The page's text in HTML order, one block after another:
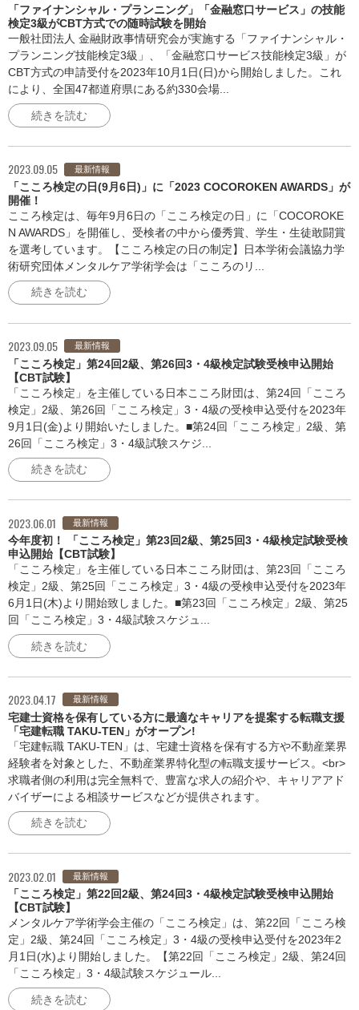
「ファイナンシャル・プランニング」「金融窓口サービス」の技能
検定3級がCBT方式での随時試験を開始
一般社団法人 金融財政事情研究会が実施する「ファイナンシャル・
プランニング技能検定3級」、「金融窓口サービス技能検定3級」が
CBT方式の申請受付を2023年10月1日(日)から開始しました。これ
により、全国47都道府県にある約330会場...
続きを読む
2023.09.05 最新情報
「こころ検定の日(9月6日)」に「2023 COCOROKEN AWARDS」が
開催！
こころ検定は、毎年9月6日の「こころ検定の日」に「COCOROKE
N AWARDS」を開催し、受検者の中から優秀賞、学生・生徒敢闘賞
を選考しています。【こころ検定の日の制定】日本学術会議協力学
術研究団体メンタルケア学術学会は「こころのリ...
続きを読む
2023.09.05 最新情報
「こころ検定」第24回2級、第26回3・4級検定試験受検申込開始
【CBT試験】
「こころ検定」を主催している日本こころ財団は、第24回「こころ
検定」2級、第26回「こころ検定」3・4級の受検申込受付を2023年
9月1日(金)より開始いたしました。■第24回「こころ検定」2級、第
26回「こころ検定」3・4級試験スケジ...
続きを読む
2023.06.01 最新情報
今年度初！ 「こころ検定」第23回2級、第25回3・4級検定試験受検
申込開始【CBT試験】
「こころ検定」を主催している日本こころ財団は、第23回「こころ
検定」2級、第25回「こころ検定」3・4級の受検申込受付を2023年
6月1日(木)より開始致しました。■第23回「こころ検定」2級、第25
回「こころ検定」3・4級試験スケジュ...
続きを読む
2023.04.17 最新情報
宅建士資格を保有している方に最適なキャリアを提案する転職支援
「宅建転職 TAKU-TEN」がオープン!
「宅建転職 TAKU-TEN」は、宅建士資格を保有する方や不動産業界
経験者を対象とした、不動産業界特化型の転職支援サービス。<br>
求職者側の利用は完全無料で、豊富な求人の紹介や、キャリアアド
バイザーによる相談サービスなどが提供されます。
続きを読む
2023.02.01 最新情報
「こころ検定」第22回2級、第24回3・4級検定試験受検申込開始
【CBT試験】
メンタルケア学術学会主催の「こころ検定」は、第22回「こころ検
定」2級、第24回「こころ検定」3・4級の受検申込受付を2023年2
月1日(水)より開始しました。【第22回「こころ検定」2級、第24回
「こころ検定」3・4級試験スケジュール...
続きを読む